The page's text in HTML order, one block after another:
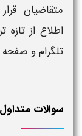
متقاضیان
اطلاع از
تلگرام و صفحه
سوالات متداول